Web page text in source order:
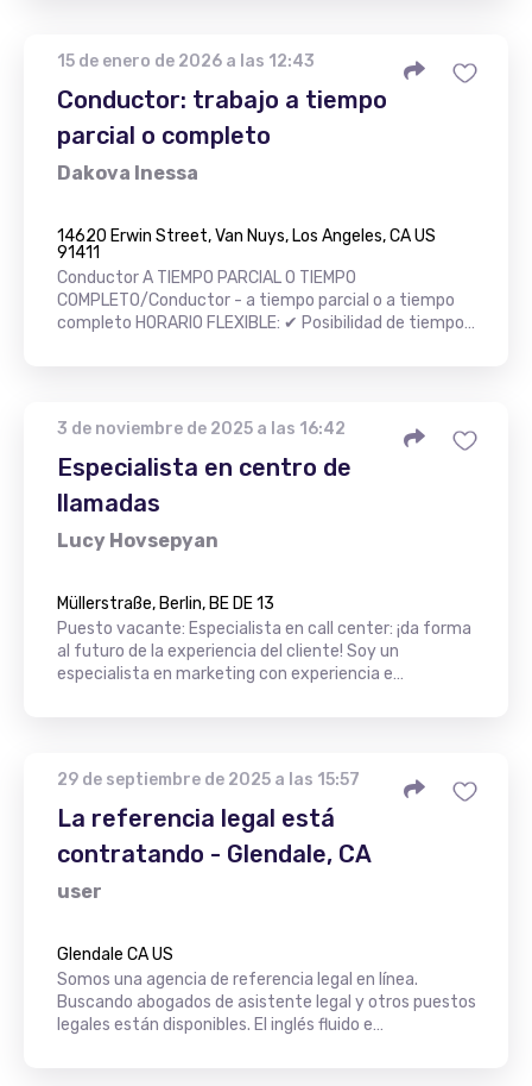
15 de enero de 2026 a las 12:43
Conductor: trabajo a tiempo
parcial o completo
Dakova Inessa
14620 Erwin Street, Van Nuys, Los Angeles, CA US
91411
Conductor A TIEMPO PARCIAL O TIEMPO
COMPLETO/Conductor - a tiempo parcial o a tiempo
completo HORARIO FLEXIBLE: ✔ Posibilidad de tiempo…
3 de noviembre de 2025 a las 16:42
Especialista en centro de
llamadas
Lucy Hovsepyan
Müllerstraße, Berlin, BE DE 13
Puesto vacante: Especialista en call center: ¡da forma
al futuro de la experiencia del cliente! Soy un
especialista en marketing con experiencia e…
29 de septiembre de 2025 a las 15:57
La referencia legal está
contratando - Glendale, CA
user
Glendale CA US
Somos una agencia de referencia legal en línea.
Buscando abogados de asistente legal y otros puestos
legales están disponibles. El inglés fluido e…